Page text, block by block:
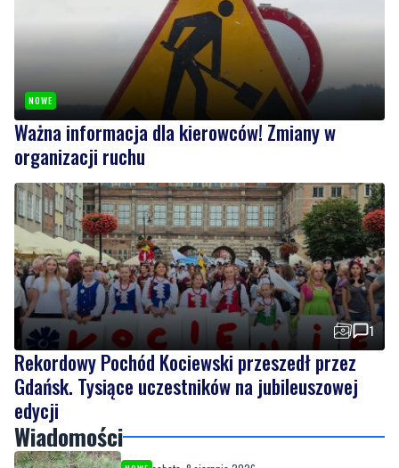
Ważna informacja dla kierowców! Zmiany w
organizacji ruchu
1
Rekordowy Pochód Kociewski przeszedł przez
Gdańsk. Tysiące uczestników na jubileuszowej
edycji
Wiadomości
usuwali inwazyjne rośliny